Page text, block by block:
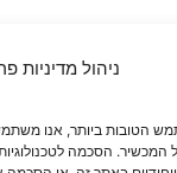
ניהול מדיניות
הסכמה